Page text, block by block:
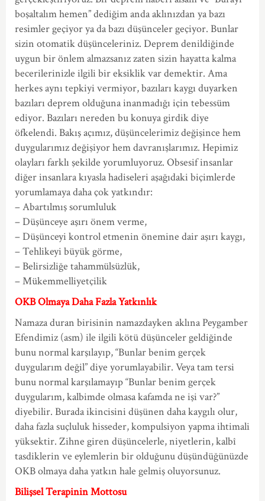
boşaltalım hemen” dediğim anda aklınızdan ya bazı
resimler geçiyor ya da bazı düşünceler geçiyor. Bunlar
sizin otomatik düşünceleriniz. Deprem denildiğinde
uygun bir önlem almazsanız zaten sizin hayatta kalma
becerilerinizle ilgili bir eksiklik var demektir. Ama
herkes aynı tepkiyi vermiyor, bazıları kaygı duyarken
bazıları deprem olduğuna inanmadığı için tebessüm
ediyor. Bazıları nereden bu konuya girdik diye
öfkelendi. Bakış açımız, düşüncelerimiz değişince hem
duygularımız değişiyor hem davranışlarımız. Hepimiz
olayları farklı şekilde yorumluyoruz. Obsesif insanlar
diğer insanlara kıyasla hadiseleri aşağıdaki biçimlerde
yorumlamaya daha çok yatkındır:
– Abartılmış sorumluluk
– Düşünceye aşırı önem verme,
– Düşünceyi kontrol etmenin önemine dair aşırı kaygı,
– Tehlikeyi büyük görme,
– Belirsizliğe tahammülsüzlük,
– Mükemmelliyetçilik
OKB Olmaya Daha Fazla Yatkınlık
Namaza duran birisinin namazdayken aklına Peygamber
Efendimiz (asm) ile ilgili kötü düşünceler geldiğinde
bunu normal karşılayıp, “Bunlar benim gerçek
duygularım değil” diye yorumlayabilir. Veya tam tersi
bunu normal karşılamayıp “Bunlar benim gerçek
duygularım, kalbimde olmasa kafamda ne işi var?”
diyebilir. Burada ikincisini düşünen daha kaygılı olur,
daha fazla suçluluk hisseder, kompulsiyon yapma ihtimali
yüksektir. Zihne giren düşüncelerle, niyetlerin, kalbî
tasdiklerin ve eylemlerin bir olduğunu düşündüğünüzde
OKB olmaya daha yatkın hale gelmiş oluyorsunuz.
Bilişsel Terapinin Mottosu